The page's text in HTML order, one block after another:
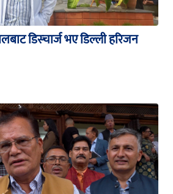
डिस्चार्ज भए डिल्ली हरिजन